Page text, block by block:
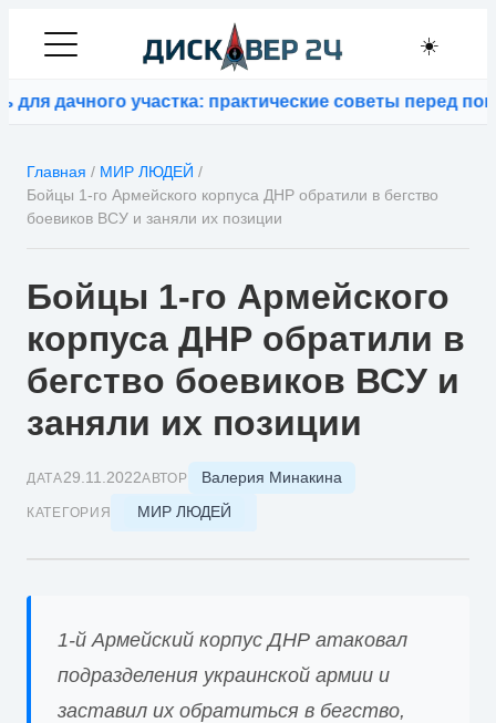
☀️
дачного участка: практические советы перед
Главная / МИР ЛЮДЕЙ /
Бойцы 1-го Армейского корпуса ДНР обратили в бегство
боевиков ВСУ и заняли их позиции
Бойцы 1-го Армейского
корпуса ДНР обратили в
бегство боевиков ВСУ и
заняли их позиции
ДАТА29.11.2022АВТОР Валерия Минакина
КАТЕГОРИЯ МИР ЛЮДЕЙ
1-й Армейский корпус ДНР атаковал
подразделения украинской армии и
заставил их обратиться в бегство,